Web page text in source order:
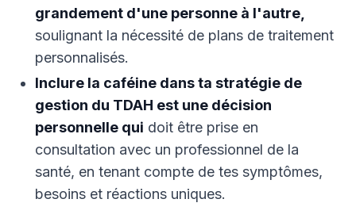
grandement d'une personne à l'autre,
soulignant la nécessité de plans de traitement
personnalisés.
Inclure la caféine dans ta stratégie de
gestion du TDAH est une décision
personnelle qui doit être prise en
consultation avec un professionnel de la
santé, en tenant compte de tes symptômes,
besoins et réactions uniques.